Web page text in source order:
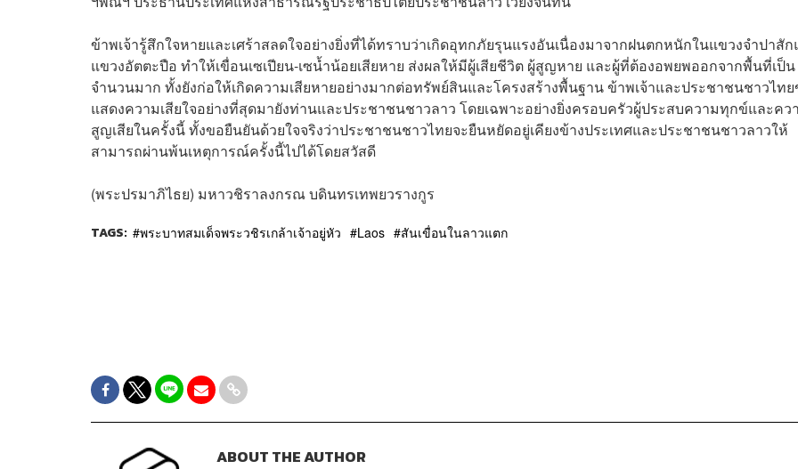
ข้าพเจ้ารู้สึกใจหายและเศร้าสลดใจอย่างยิ่งที่ได้ทราบว่าเกิดอุทกภัยรุนแรงอันเนื่องมาจากฝนตกหนักในแขวงจำปาสัก
แขวงอัตตะปือ ทำให้เขื่อนเซเปียน-เซน้ำน้อยเสียหาย ส่งผลให้มีผู้เสียชีวิต ผู้สูญหาย และผู้ที่ต้องอพยพออกจากพื้นที่เป็น
จำนวนมาก ทั้งยังก่อให้เกิดความเสียหายอย่างมากต่อทรัพย์สินและโครงสร้างพื้นฐาน ข้าพเจ้าและประชาชนชาวไท
แสดงความเสียใจอย่างที่สุดมายังท่านและประชาชนชาวลาว โดยเฉพาะอย่างยิ่งครอบครัวผู้ประสบความทุกข์และคว
สูญเสียในครั้งนี้ ทั้งขอยืนยันด้วยใจจริงว่าประชาชนชาวไทยจะยืนหยัดอยู่เคียงข้างประเทศและประชาชนชาวลาวให้
สามารถผ่านพ้นเหตุการณ์ครั้งนี้ไปได้โดยสวัสดี
(พระปรมาภิไธย) มหาวชิราลงกรณ บดินทรเทพยวรางกูร
TAGS: พระบาทสมเด็จพระวชิรเกล้าเจ้าอยู่หัว Laos สันเขื่อนในลาวแตก
ABOUT THE AUTHOR